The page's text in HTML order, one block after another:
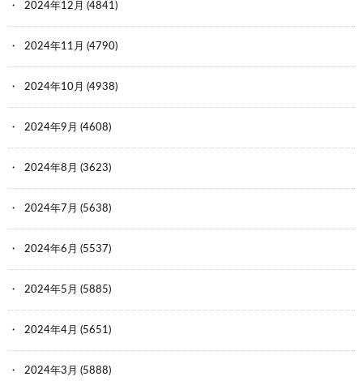
2024年12月 (4841)
2024年11月 (4790)
2024年10月 (4938)
2024年9月 (4608)
2024年8月 (3623)
2024年7月 (5638)
2024年6月 (5537)
2024年5月 (5885)
2024年4月 (5651)
2024年3月 (5888)